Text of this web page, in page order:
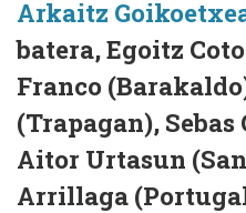
Arkaitz
batera, Egoitz
Franco
(Trapagan),
Aitor Urtasun
Arrillaga